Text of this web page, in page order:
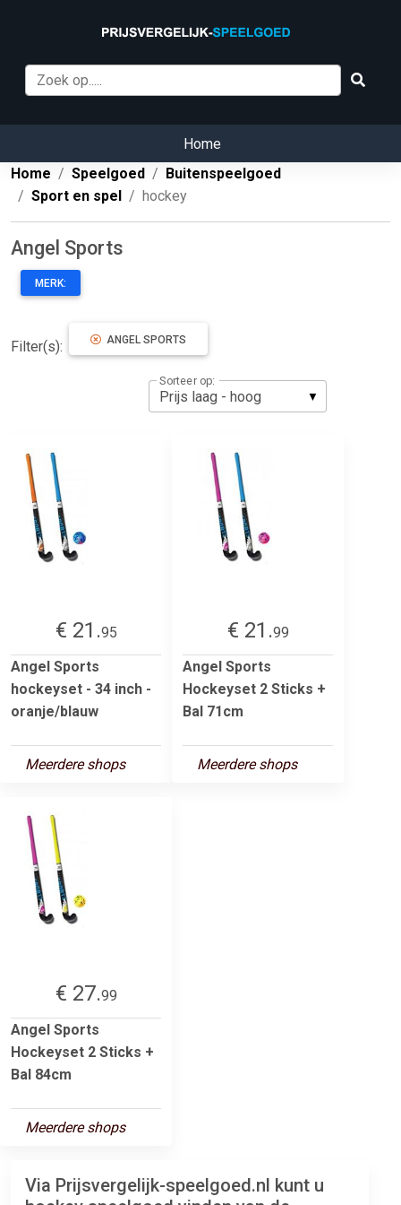
Home
Home
Speelgoed
Buitenspeelgoed
Sport en spel
hockey
Angel Sports
MERK:
Filter(s): ANGEL SPORTS
Sorteer op:
€ 21.95
Angel Sports
hockeyset - 34 inch -
oranje/blauw
Meerdere shops
€ 21.99
Angel Sports
Hockeyset 2 Sticks +
Bal 71cm
Meerdere shops
€ 27.99
Angel Sports
Hockeyset 2 Sticks +
Bal 84cm
Meerdere shops
Via Prijsvergelijk-speelgoed.nl kunt u